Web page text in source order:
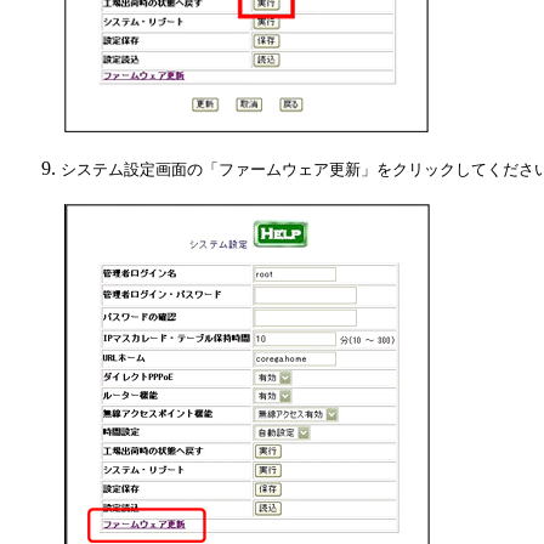
システム設定画面の「ファームウェア更新」をクリックしてくださ